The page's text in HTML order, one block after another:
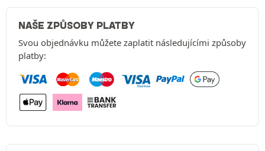
NAŠE ZPŮSOBY PLATBY
Svou objednávku můžete zaplatit následujícími způsoby
platby: